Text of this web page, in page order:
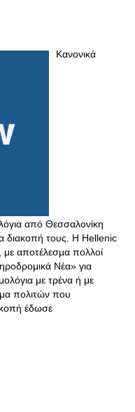
Κανονικά
από Θεσσαλονίκη
διακοπή τους. Η Hellenic
με αποτέλεσμα πολλοί
Νέα» για
με τρένα ή με
πολιτών που
έδωσε